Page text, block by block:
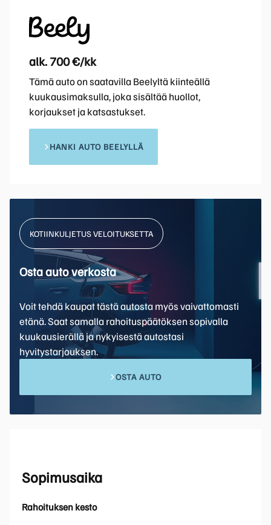
Sopimusaika
Rahoituksen kesto
alk. 700 €/kk
Tämä auto on saatavilla Beelyltä kiinteällä
kuukausimaksulla, joka sisältää huollot,
korjaukset ja katsastukset.
HANKI AUTO BEELYLLÄ
KOTIINKULJETUS VELOITUKSETTA
Osta auto verkosta
Voit tehdä kaupat tästä autosta myös vaivattomasti
etänä. Saat samalla rahoituspäätöksen sopivalla
kuukausierällä ja nykyisestä autostasi
hyvitystarjouksen.
OSTA AUTO